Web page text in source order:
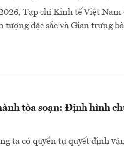
Tạp chí Kinh tế Việt
tượng đặc sắc và Gian trưng
tòa soạn: Định hình
ta có quyền tự quyết định